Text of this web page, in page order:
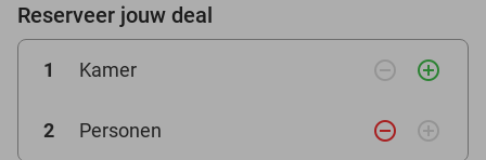
Reserveer jouw deal
1 Kamer remove_circle_outline add_circle_outline
2 Personen remove_circle_outline add_circle_outline